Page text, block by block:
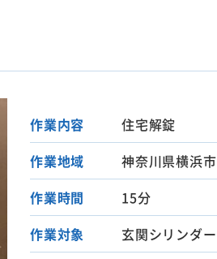
作業内容
住宅解錠
作業地域
神奈川県横浜市
作業時間
15分
作業対象
玄関シリンダー